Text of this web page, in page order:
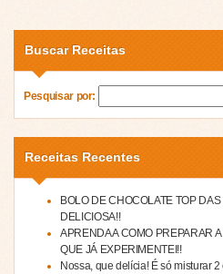
Buscar Receitas
Pesquisar por:
Receitas Recentes
BOLO DE CHOCOLATE TOP
DELICIOSA!!
APRENDA A COMO PREPARAR
QUE JÁ EXPERIMENTEI!!
Nossa, que delícia! É só misturar